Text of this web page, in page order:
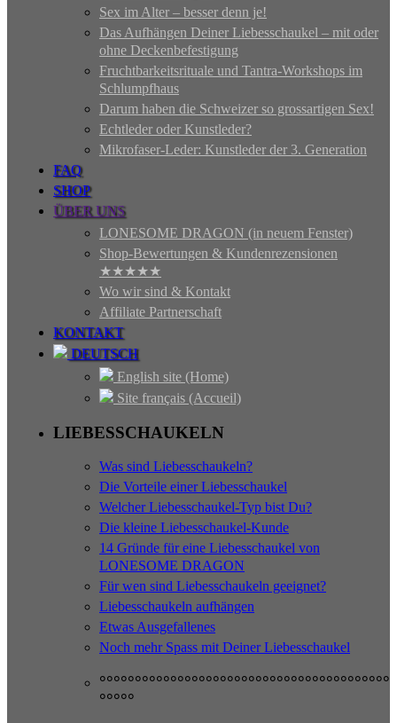
Sex im Alter – besser denn je!
Das Aufhängen Deiner Liebesschaukel – mit oder
ohne Deckenbefestigung
Fruchtbarkeitsrituale und Tantra-Workshops im
Schlumpfhaus
Darum haben die Schweizer so grossartigen Sex!
Echtleder oder Kunstleder?
Mikrofaser-Leder: Kunstleder der 3. Generation
FAQ
SHOP
ÜBER UNS
LONESOME DRAGON (in neuem Fenster)
Shop-Bewertungen & Kundenrezensionen
★★★★★
Wo wir sind & Kontakt
Affiliate Partnerschaft
KONTAKT
DEUTSCH
English site (Home)
Site français (Accueil)
LIEBESSCHAUKELN
Was sind Liebesschaukeln?
Die Vorteile einer Liebesschaukel
Welcher Liebesschaukel-Typ bist Du?
Die kleine Liebesschaukel-Kunde
14 Gründe für eine Liebesschaukel von
LONESOME DRAGON
Für wen sind Liebesschaukeln geeignet?
Liebesschaukeln aufhängen
Etwas Ausgefallenes
Noch mehr Spass mit Deiner Liebesschaukel
°°°°°°°°°°°°°°°°°°°°°°°°°°°°°°°°°°°°°°°°°
°°°°°